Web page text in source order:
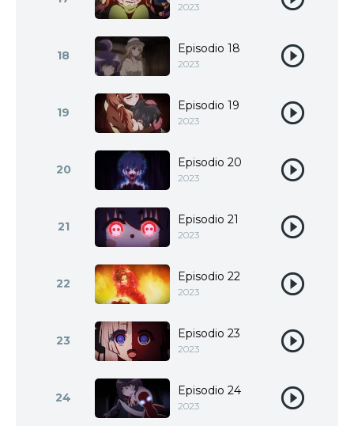
2023
18 Episodio 18
2023
19 Episodio 19
2023
20 Episodio 20
2023
21 Episodio 21
2023
22 Episodio 22
2023
23 Episodio 23
2023
24 Episodio 24
2023